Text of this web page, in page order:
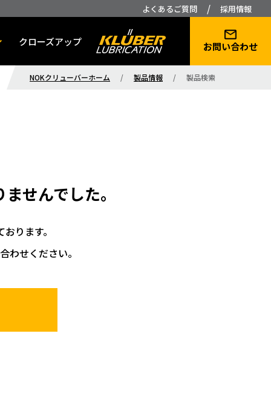
よくあるご質問 / 採用情報
クローズアップ お問い合わせ
NOKクリューバーホーム / 製品情報 / 製品検索
せんでした。
ります。
わせください。